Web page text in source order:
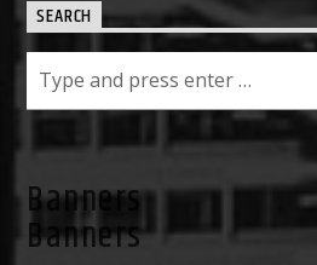
SEARCH
Banners
Banners